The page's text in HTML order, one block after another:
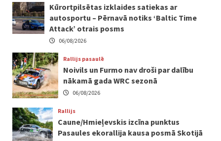
Kūrortpilsētas izklaides satiekas ar
autosportu – Pērnavā notiks ‘Baltic Time
Attack’ otrais posms
06/08/2026
Rallijs pasaulē
Noivils un Furmo nav droši par dalību
nākamā gada WRC sezonā
06/08/2026
Rallijs
Caune/Hmieļevskis izcīna punktus
Pasaules ekorallija kausa posmā Skotijā